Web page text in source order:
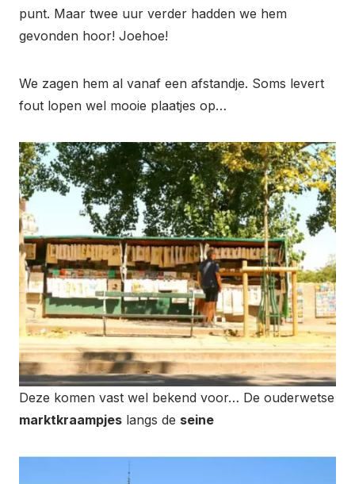
punt. Maar twee uur verder hadden we hem
gevonden hoor! Joehoe!
We zagen hem al vanaf een afstandje. Soms levert
fout lopen wel mooie plaatjes op…
Deze komen vast wel bekend voor… De ouderwetse
marktkraampjes langs de seine